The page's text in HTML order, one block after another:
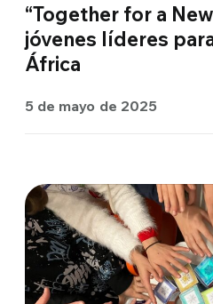
“Together for a
jóvenes líderes
África
5 de mayo de 2025